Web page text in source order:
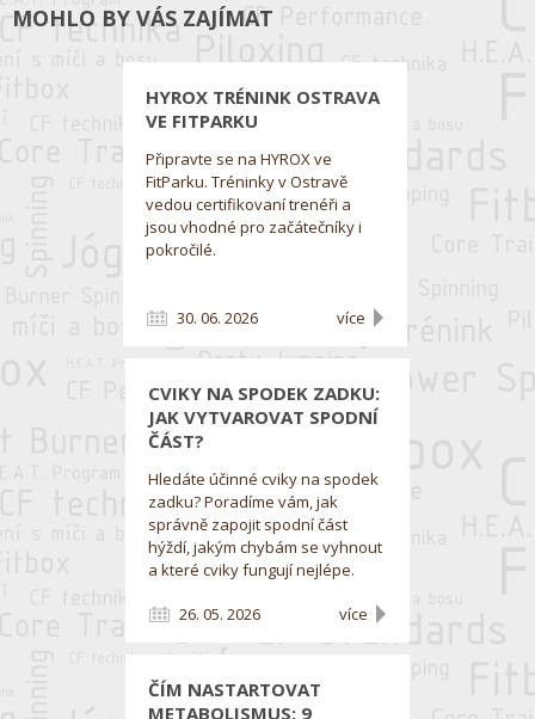
MOHLO BY VÁS ZAJÍMAT
HYROX TRÉNINK OSTRAVA
VE FITPARKU
Připravte se na HYROX ve
FitParku. Tréninky v Ostravě
vedou certifikovaní trenéři a
jsou vhodné pro začátečníky i
pokročilé.
30. 06. 2026 více
CVIKY NA SPODEK ZADKU:
JAK VYTVAROVAT SPODNÍ
ČÁST?
Hledáte účinné cviky na spodek
zadku? Poradíme vám, jak
správně zapojit spodní část
hýždí, jakým chybám se vyhnout
a které cviky fungují nejlépe.
26. 05. 2026 více
ČÍM NASTARTOVAT
METABOLISMUS: 9